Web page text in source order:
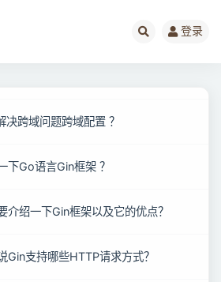
登录
决跨域问题跨域配置 ？
下Go语言Gin框架 ？
介绍一下Gin框架以及它的优点？
Gin支持哪些HTTP请求方式？